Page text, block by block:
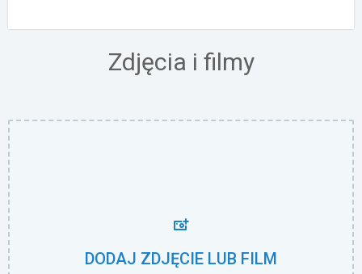
Zdjęcia i filmy
DODAJ ZDJĘCIE LUB FILM